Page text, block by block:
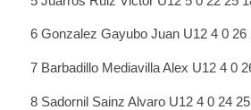
6 Gonzalez Gayubo Juan U12 4 0 26
7 Barbadillo Mediavilla Alex U12 4 0
8 Sadornil Sainz Alvaro U12 4 0 24